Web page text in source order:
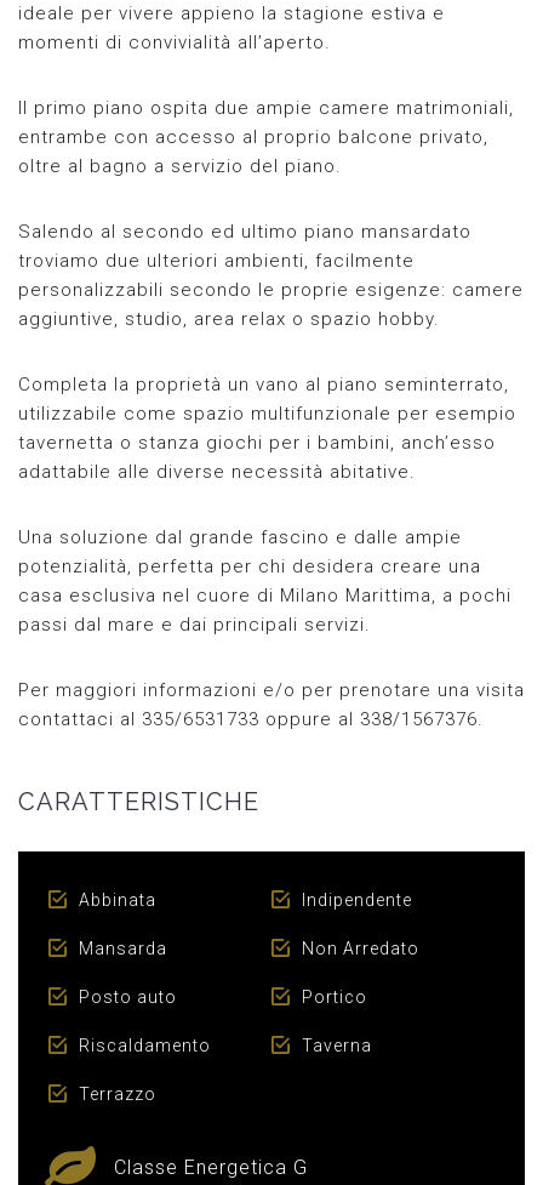
ideale per vivere appieno la stagione estiva e
momenti di convivialità all’aperto.
Il primo piano ospita due ampie camere matrimoniali,
entrambe con accesso al proprio balcone privato,
oltre al bagno a servizio del piano.
Salendo al secondo ed ultimo piano mansardato
troviamo due ulteriori ambienti, facilmente
personalizzabili secondo le proprie esigenze: camere
aggiuntive, studio, area relax o spazio hobby.
Completa la proprietà un vano al piano seminterrato,
utilizzabile come spazio multifunzionale per esempio
tavernetta o stanza giochi per i bambini, anch’esso
adattabile alle diverse necessità abitative.
Una soluzione dal grande fascino e dalle ampie
potenzialità, perfetta per chi desidera creare una
casa esclusiva nel cuore di Milano Marittima, a pochi
passi dal mare e dai principali servizi.
Per maggiori informazioni e/o per prenotare una visita
contattaci al 335/6531733 oppure al 338/1567376.
CARATTERISTICHE
Abbinata Indipendente
Mansarda Non Arredato
Posto auto Portico
Riscaldamento Taverna
Terrazzo
Classe Energetica G